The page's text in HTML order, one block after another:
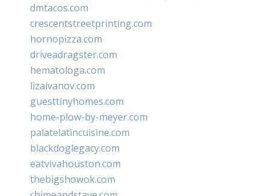
dmtacos.com
crescentstreetprinting.com
hornopizza.com
driveadragster.com
hematologa.com
lizaivanov.com
guesttinyhomes.com
home-plow-by-meyer.com
palatelatincuisine.com
blackdoglegacy.com
eatvivahouston.com
thebigshowok.com